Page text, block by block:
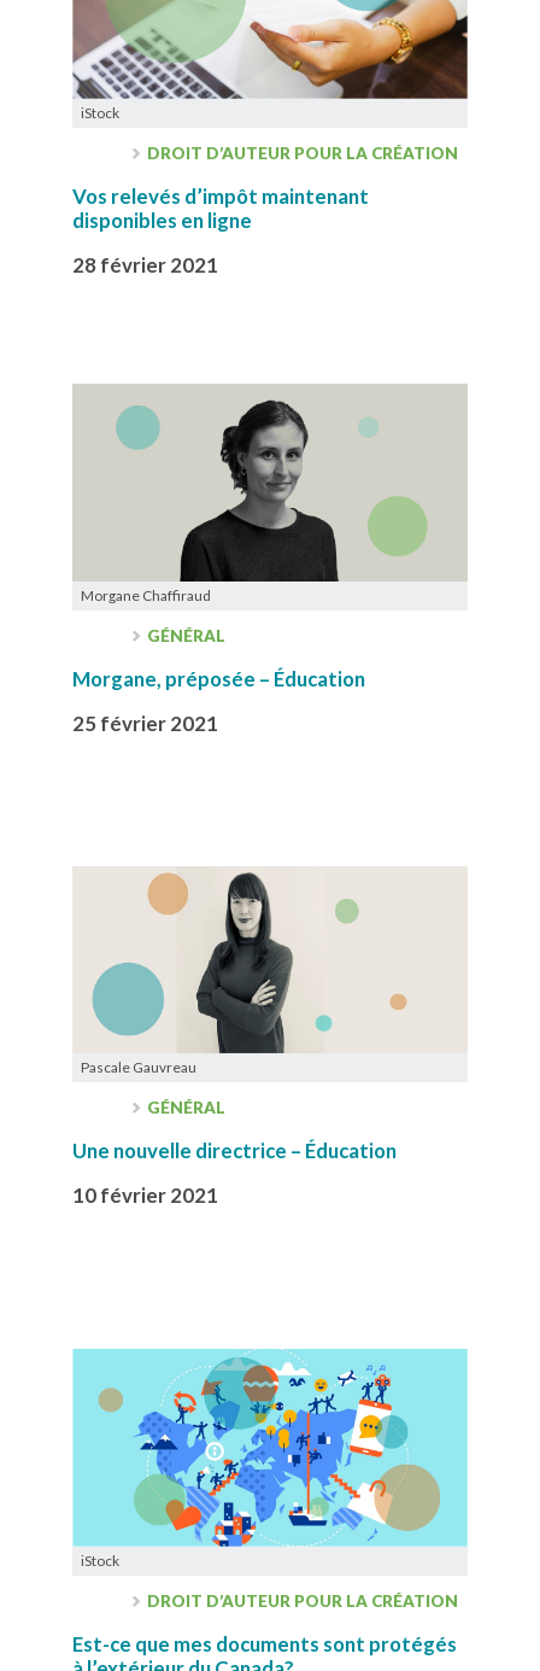
iStock
DROIT D’AUTEUR POUR LA CRÉATION
Vos relevés d’impôt maintenant
disponibles en ligne
28 février 2021
Morgane Chaffiraud
GÉNÉRAL
Morgane, préposée – Éducation
25 février 2021
Pascale Gauvreau
GÉNÉRAL
Une nouvelle directrice – Éducation
10 février 2021
iStock
DROIT D’AUTEUR POUR LA CRÉATION
Est-ce que mes documents sont protégés